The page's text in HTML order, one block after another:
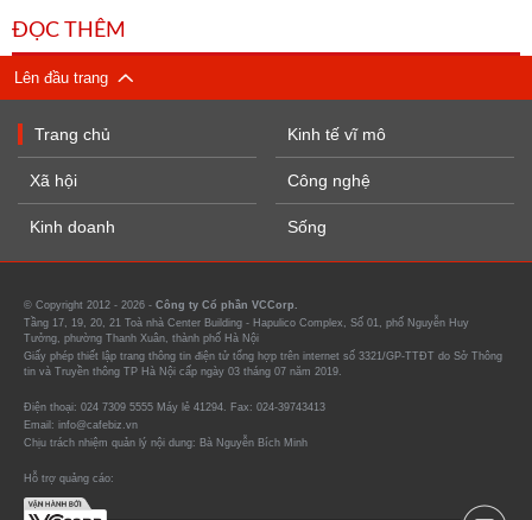
ĐỌC THÊM
Lên đầu trang
Trang chủ
Xã hội
Kinh doanh
Kinh tế vĩ mô
Công nghệ
Sống
© Copyright 2012 - 2026 - Công ty Cổ phần VCCorp.
Tầng 17, 19, 20, 21 Toà nhà Center Building - Hapulico Complex, Số 01, phố Nguyễn Huy
Tưởng, phường Thanh Xuân, thành phố Hà Nội
Giấy phép thiết lập trang thông tin điện tử tổng hợp trên internet số 3321/GP-TTĐT do Sở Thông
tin và Truyền thông TP Hà Nội cấp ngày 03 tháng 07 năm 2019.
Điện thoại: 024 7309 5555 Máy lẻ 41294. Fax: 024-39743413
Email: info@cafebiz.vn
Chịu trách nhiệm quản lý nội dung: Bà Nguyễn Bích Minh
Hỗ trợ quảng cáo: